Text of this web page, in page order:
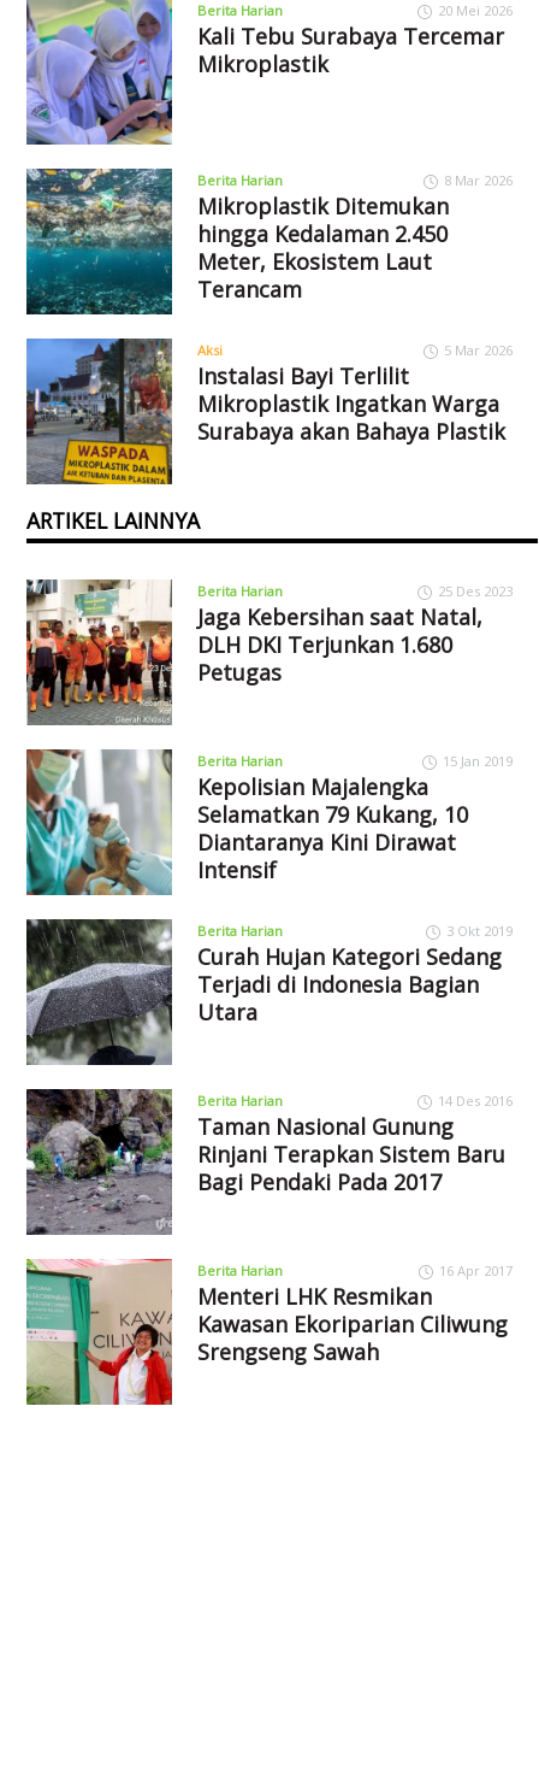
Berita Harian 20 Mei 2026
Kali Tebu Surabaya Tercemar
Mikroplastik
Berita Harian 8 Mar 2026
Mikroplastik Ditemukan
hingga Kedalaman 2.450
Meter, Ekosistem Laut
Terancam
Aksi 5 Mar 2026
Instalasi Bayi Terlilit
Mikroplastik Ingatkan Warga
Surabaya akan Bahaya Plastik
ARTIKEL LAINNYA
Berita Harian 25 Des 2023
Jaga Kebersihan saat Natal,
DLH DKI Terjunkan 1.680
Petugas
Berita Harian 15 Jan 2019
Kepolisian Majalengka
Selamatkan 79 Kukang, 10
Diantaranya Kini Dirawat
Intensif
Berita Harian 3 Okt 2019
Curah Hujan Kategori Sedang
Terjadi di Indonesia Bagian
Utara
Berita Harian 14 Des 2016
Taman Nasional Gunung
Rinjani Terapkan Sistem Baru
Bagi Pendaki Pada 2017
Berita Harian 16 Apr 2017
Menteri LHK Resmikan
Kawasan Ekoriparian Ciliwung
Srengseng Sawah